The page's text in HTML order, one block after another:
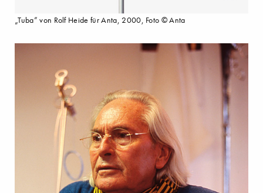
„Tuba” von Rolf Heide für Anta, 2000, Foto © Anta